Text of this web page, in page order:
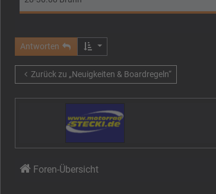
Antworten
Zurück zu „Neuigkeiten & Boardregeln“
Foren-Übersicht